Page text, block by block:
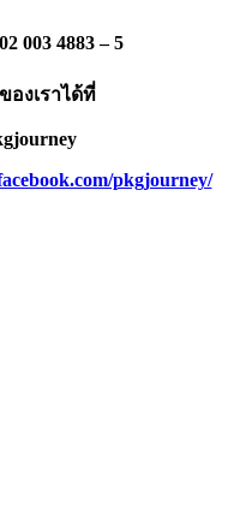
003 4883 – 5
องเราได้ที่
pkgjourney/